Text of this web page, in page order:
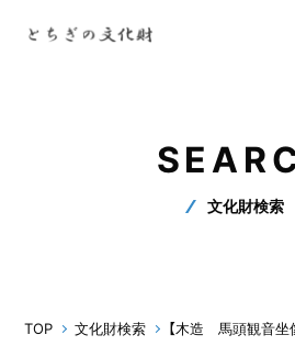
文化財検索
TOP 文化財検索 【木造 馬頭観音坐